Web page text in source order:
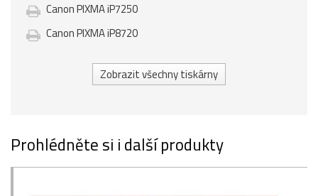
Canon PIXMA iP7250
Canon PIXMA iP8720
Zobrazit všechny tiskárny
Prohlédněte si i další produkty